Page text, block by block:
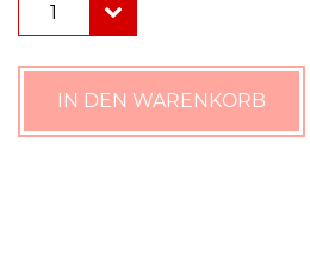
Filter
(Magnetit-
Schlammabscheider)
1
IN DEN WARENKORB